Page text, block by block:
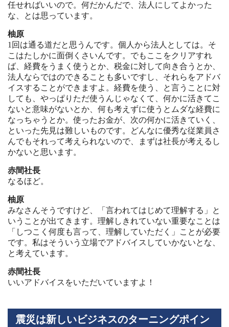
任せればいいので。何だかんだで、法人にしてよかった
な、とは思っています。
柚原
1回は通る道だと思うんです。個人から法人としては。そ
こはたしかに面倒くさいんです。でもここをクリアすれ
ば、経費をうまく使うとか、税金に対して向き合うとか、
法人ならではのできることも多いですし、それらをアドバ
イスすることができますよ。経費を使う、と言うことに対
しても、やっぱりただ使うんじゃなくて、何かに活きてこ
ないと意味がないとか、何も考えずに使うとムダな経費に
なっちゃうとか。使ったお金が、次の何かに活きていく、
といった先見は難しいものです。どんなに優秀な従業員さ
んでもそれって考えられないので、まずは社長が考えるし
かないと思います。
赤間社長
なるほど。
柚原
みなさんそうですけど、「言われてはじめて理解する」と
いうことが出てきます。理解しきれていない重要なことは
「しつこく何度も言って、理解していただく」ことが必要
です。私はそういう立場でアドバイスしていかないとな、
と考えています。
赤間社長
いいアドバイスをいただいていますよ！
震災は新しいビジネスのターニングポイン